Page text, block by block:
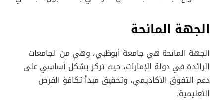
الجهة المانحة
الجهة المانحة هي جامعة أبوظبي، وهي من الجامعات
الرائدة في دولة الإمارات، حيث تركز بشكل أساسي على
دعم التفوق الأكاديمي، وتحقيق مبدأ تكافؤ الفرص
التعليمية.